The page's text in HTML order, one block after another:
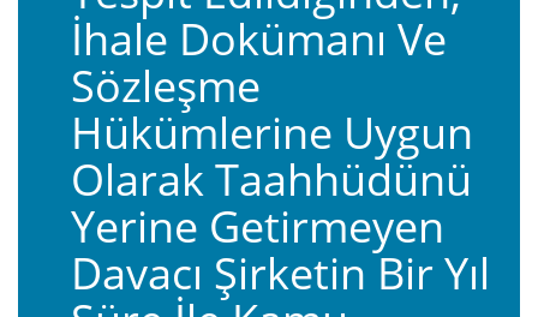
İhale Dokümanı Ve
Sözleşme
Hükümlerine Uygun
Olarak Taahhüdünü
Yerine Getirmeyen
Davacı Şirketin Bir Yıl